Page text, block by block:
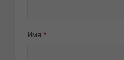
Имя *